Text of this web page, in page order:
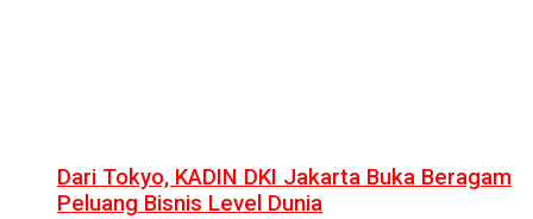
Dari Tokyo, KADIN DKI Jakarta Buka Beragam
Peluang Bisnis Level Dunia